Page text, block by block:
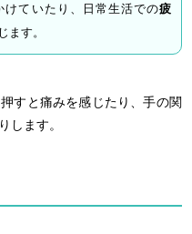
けていたり、日常生活での疲
ます。
すと痛みを感じたり、手の関
します。